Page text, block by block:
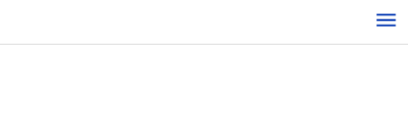
konten